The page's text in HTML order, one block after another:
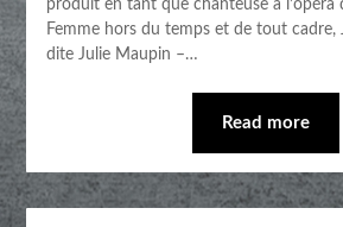
produit en tant que chanteuse à l’opéra
Femme hors du temps et de tout cadre,
dite Julie Maupin –…
Read more